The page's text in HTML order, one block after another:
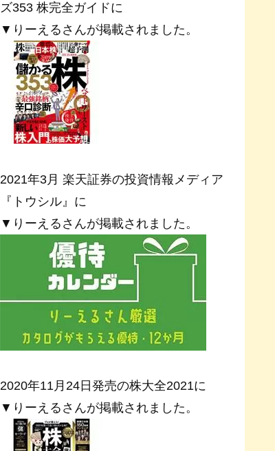
ズ353 株完全ガイドに
▼りーえるさんが掲載されました。
2021年3月 楽天証券の投資情報メディア
『トウシル』に
▼りーえるさんが掲載されました。
2020年11月24日発売の株大全2021に
▼りーえるさんが掲載されました。